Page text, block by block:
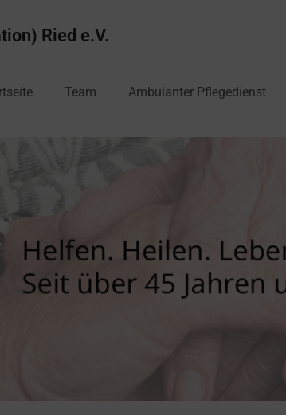
Ried e.V.
Team Ambulanter Pflegedienst